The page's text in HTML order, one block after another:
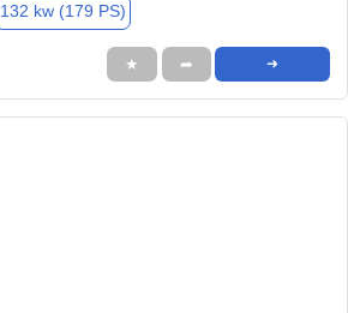
132 kw (179 PS)
★ ➦ ➜